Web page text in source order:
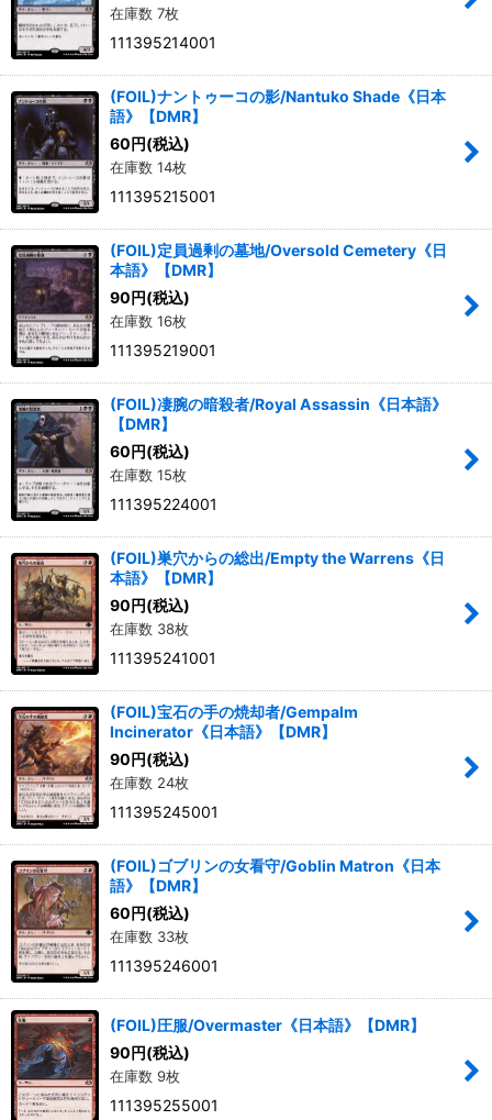
在庫数 7枚
111395214001
(FOIL)ナントゥーコの影/Nantuko Shade《日本
語》【DMR】
60円(税込)
在庫数 14枚
111395215001
(FOIL)定員過剰の墓地/Oversold Cemetery《日
本語》【DMR】
90円(税込)
在庫数 16枚
111395219001
(FOIL)凄腕の暗殺者/Royal Assassin《日本語》
【DMR】
60円(税込)
在庫数 15枚
111395224001
(FOIL)巣穴からの総出/Empty the Warrens《日
本語》【DMR】
90円(税込)
在庫数 38枚
111395241001
(FOIL)宝石の手の焼却者/Gempalm
Incinerator《日本語》【DMR】
90円(税込)
在庫数 24枚
111395245001
(FOIL)ゴブリンの女看守/Goblin Matron《日本
語》【DMR】
60円(税込)
在庫数 33枚
111395246001
(FOIL)圧服/Overmaster《日本語》【DMR】
90円(税込)
在庫数 9枚
111395255001